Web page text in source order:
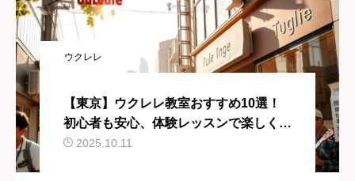
ウクレレ
【東京】ウクレレ教室おすすめ10選！
初心者も安心、体験レッスンで楽しく上
達！2025.10.11